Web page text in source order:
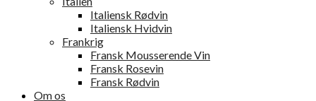
Italiensk Rødvin
Italiensk Hvidvin
Frankrig
Fransk Mousserende Vin
Fransk Rosevin
Fransk Rødvin
Om os